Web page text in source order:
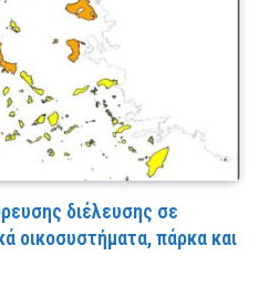
διέλευσης σε
οικοσυστήματα, πάρκα και